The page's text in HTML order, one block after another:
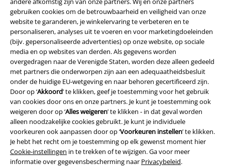
gebruiken cookies om de betrouwbaarheid en veiligheid van onze
website te garanderen, je winkelervaring te verbeteren en te
personaliseren, analyses uit te voeren en voor marketingdoeleinden
(bijv. gepersonaliseerde advertenties) op onze website, op sociale
media en op websites van derden. Als gegevens worden
overgedragen naar de Verenigde Staten, worden deze alleen gedeeld
met partners die onderworpen zijn aan een adequaatheidsbesluit
onder de huidige EU-wetgeving en naar behoren gecertificeerd zijn.
Door op ‘Akkoord’ te klikken, geef je toestemming voor het gebruik
van cookies door ons en onze partners. Je kunt je toestemming ook
weigeren door op ‘Alles weigeren’ te klikken - in dat geval worden
alleen noodzakelijke cookies gebruikt. Je kunt je individuele
voorkeuren ook aanpassen door op ‘Voorkeuren instellen’ te klikken.
Je hebt het recht om je toestemming op elk gewenst moment hier
Cookie-instellingen in te trekken of te wijzigen. Ga voor meer
informatie over gegevensbescherming naar Privacybeleid.
Legal
Algemene Voorwaarden
Bedrijfsgegevens
Privacyverklaring